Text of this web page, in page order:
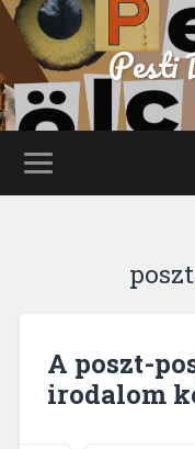
Pesti
A poszt-
irodalom